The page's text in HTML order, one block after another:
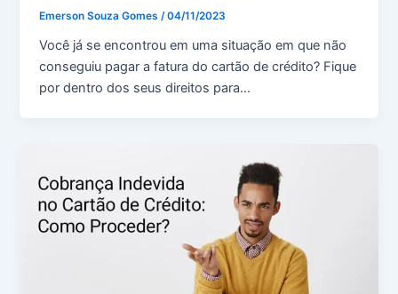
Emerson Souza Gomes/04/11/2023
Você já se encontrou em uma situação em que não
conseguiu pagar a fatura do cartão de crédito? Fique
por dentro dos seus direitos para…